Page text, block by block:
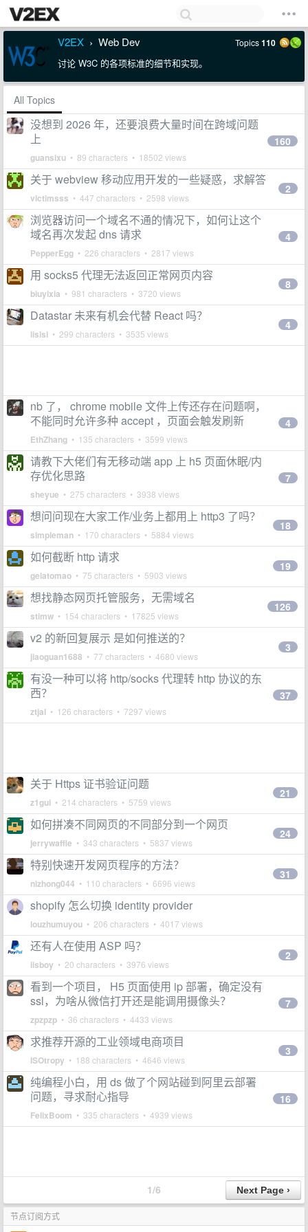
V2EX › Web Dev Topics110
讨论 W3C 的各项标准的细节和实现。
All Topics
没想到 2026 年，还要浪费大量时间在跨域问题
上
guansixu • 89 characters • 18502 views
160
关于 webview 移动应用开发的一些疑惑，求解答
victimsss • 447 characters • 2598 views
2
浏览器访问一个域名不通的情况下，如何让这个
域名再次发起 dns 请求
PepperEgg • 226 characters • 2817 views
4
用 socks5 代理无法返回正常网页内容
biuyixia • 981 characters • 3720 views
8
Datastar 未来有机会代替 React 吗？
lisisi • 299 characters • 3535 views
4
nb 了， chrome mobile 文件上传还存在问题啊，
不能同时允许多种 accept ，页面会触发刷新
EthZhang • 135 characters • 3599 views
4
请教下大佬们有无移动端 app 上 h5 页面休眠/内
存优化思路
sheyue • 275 characters • 3938 views
7
想问问现在大家工作/业务上都用上 http3 了吗？
simpleman • 170 characters • 5884 views
18
如何截断 http 请求
gelatomao • 75 characters • 5903 views
19
想找静态网页托管服务，无需域名
stimw • 154 characters • 17825 views
126
v2 的新回复展示 是如何推送的？
jiaoguan1688 • 77 characters • 4680 views
3
有没一种可以将 http/socks 代理转 http 协议的东
西？
ztjal • 126 characters • 7297 views
37
关于 Https 证书验证问题
z1gui • 214 characters • 5759 views
21
如何拼凑不同网页的不同部分到一个网页
jerrywaffle • 343 characters • 5837 views
24
特别快速开发网页程序的方法？
nizhong044 • 110 characters • 6696 views
31
shopify 怎么切换 identity provider
louzhumuyou • 206 characters • 4017 views
还有人在使用 ASP 吗？
iisboy • 20 characters • 3976 views
2
看到一个项目， H5 页面使用 ip 部署，确定没有
ssl，为啥从微信打开还是能调用摄像头？
zpzpzp • 36 characters • 4433 views
7
求推荐开源的工业领域电商项目
ISOtropy • 188 characters • 4646 views
3
纯编程小白，用 ds 做了个网站碰到阿里云部署
问题，寻求耐心指导
FelixBoom • 335 characters • 4939 views
16
1/6
节点订阅方式